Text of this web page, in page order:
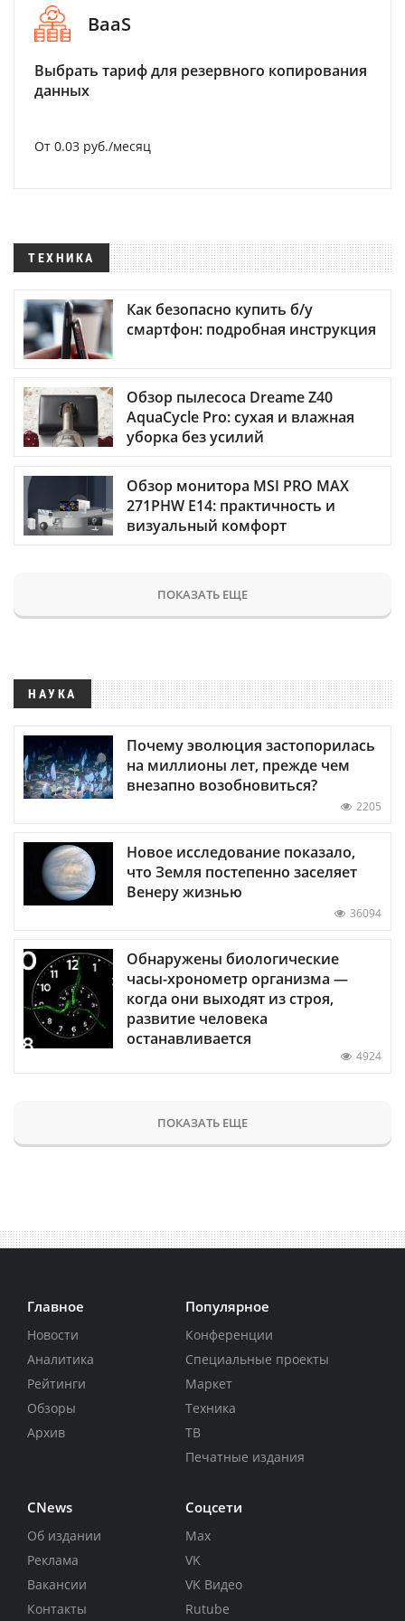
BaaS
Выбрать тариф для резервного копирования
данных
От 0.03 руб./месяц
ТЕХНИКА
Как безопасно купить б/у
смартфон: подробная инструкция
Обзор пылесоса Dreame Z40
AquaCycle Pro: сухая и влажная
уборка без усилий
Обзор монитора MSI PRO MAX
271PHW E14: практичность и
визуальный комфорт
ПОКАЗАТЬ ЕЩЕ
НАУКА
Почему эволюция застопорилась
на миллионы лет, прежде чем
внезапно возобновиться?
2205
Новое исследование показало,
что Земля постепенно заселяет
Венеру жизнью
36094
Обнаружены биологические
часы-хронометр организма —
когда они выходят из строя,
развитие человека
останавливается
4924
ПОКАЗАТЬ ЕЩЕ
Главное
Новости
Аналитика
Рейтинги
Обзоры
Архив
Популярное
Конференции
Специальные проекты
Маркет
Техника
ТВ
Печатные издания
CNews
Об издании
Реклама
Вакансии
Контакты
Соцсети
Max
VK
VK Видео
Rutube